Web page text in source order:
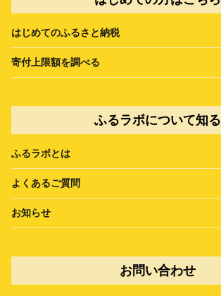
はじめてのふるさと納税
寄付上限額を調べる
ふるラボについて知る
ふるラボとは
よくあるご質問
お知らせ
お問い合わせ